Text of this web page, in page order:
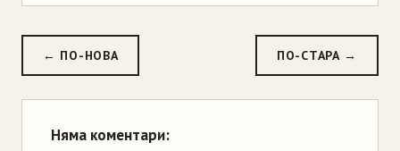
← ПО-НОВА ПО-СТАРА →
Няма коментари: